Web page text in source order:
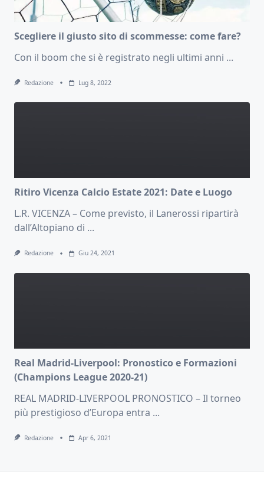
Scegliere il giusto sito di scommesse: come fare?
Con il boom che si è registrato negli ultimi anni ...
Redazione Lug 8, 2022
Ritiro Vicenza Calcio Estate 2021: Date e Luogo
L.R. VICENZA – Come previsto, il Lanerossi ripartirà
dall’Altopiano di ...
Redazione Giu 24, 2021
Real Madrid-Liverpool: Pronostico e Formazioni
(Champions League 2020-21)
REAL MADRID-LIVERPOOL PRONOSTICO – Il torneo
più prestigioso d’Europa entra ...
Redazione Apr 6, 2021